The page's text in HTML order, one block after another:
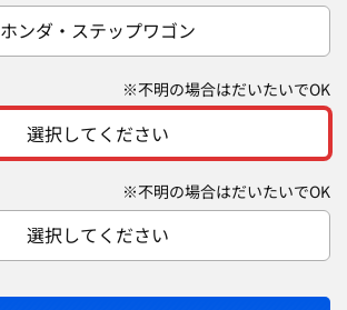
ホンダ・ステップワゴン
※不明の場合はだいたいでOK
選択してください
※不明の場合はだいたいでOK
選択してください